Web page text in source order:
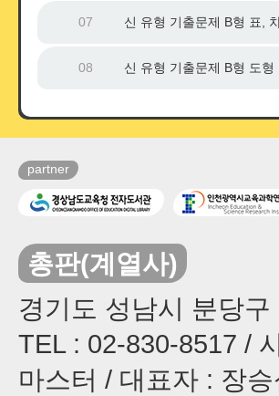
07 신 유형 기출문제 B형 표,
08 신 유형 기출문제 B형 도형
partner
총판(계열사)
경기도 성남시 분당
TEL : 02-830-8517 /
마스터 / 대표자 : 장승